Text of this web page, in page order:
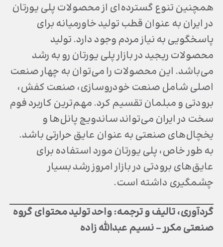
همچنین تنوع گسترده‌ای از محصولات پلی یورتان
در ایران به عنوان قطب تولید خاورمیانه برای
پاسخگویی به نیاز مردم وجود دارد. تولید
محصولات ریجید در بازار پلی یورتان رو به رشد
می‌باشد. این محصولات را می‌توان به چهار صنعت
اصلی شامل صنعت خودروسازی، صنعت کفش،
برودتی و مبلمان تقسیم کرد. مهم‌ترین کاربرد فوم
سخت در ایران می‌تواند ساندویچ پانل‌ها و
یخچال‌های صنعتی به عنوان عایق حرارتی باشد.
به طور خاص، پلی یورتان مورد استفاده برای
عایق‌های برودتی در بازار امروز رشد بسیار
چشمگیری داشته است.
گردآوری، تالیف و ترجمه: واحد تولید محتوای گروه
صنعتی مکرر – نسیم عبدالله زاده